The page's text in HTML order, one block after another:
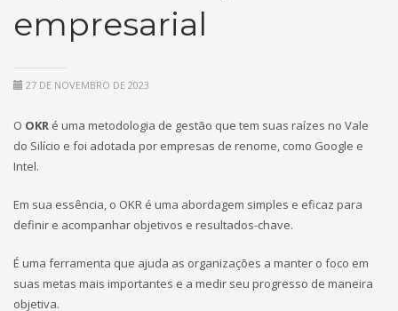
empresarial
27 DE NOVEMBRO DE 2023
O OKR é uma metodologia de gestão que tem suas raízes no Vale
do Silício e foi adotada por empresas de renome, como Google e
Intel.
Em sua essência, o OKR é uma abordagem simples e eficaz para
definir e acompanhar objetivos e resultados-chave.
É uma ferramenta que ajuda as organizações a manter o foco em
suas metas mais importantes e a medir seu progresso de maneira
objetiva.